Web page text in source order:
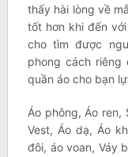
thấy hài lòng về
tốt hơn khi đến
cho tìm được
phong cách riêng
quần áo cho bạn
Áo phông, Áo ren,
Vest, Áo dạ, Áo
đôi, áo voan, Váy